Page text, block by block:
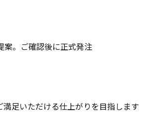
案。ご確認後に正式発注
足いただける仕上がりを目指します